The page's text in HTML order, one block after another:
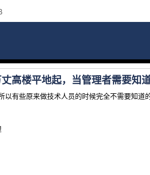
高楼平地起，当管理者需要知
以有些原来做技术人员的时候完全不需要知道